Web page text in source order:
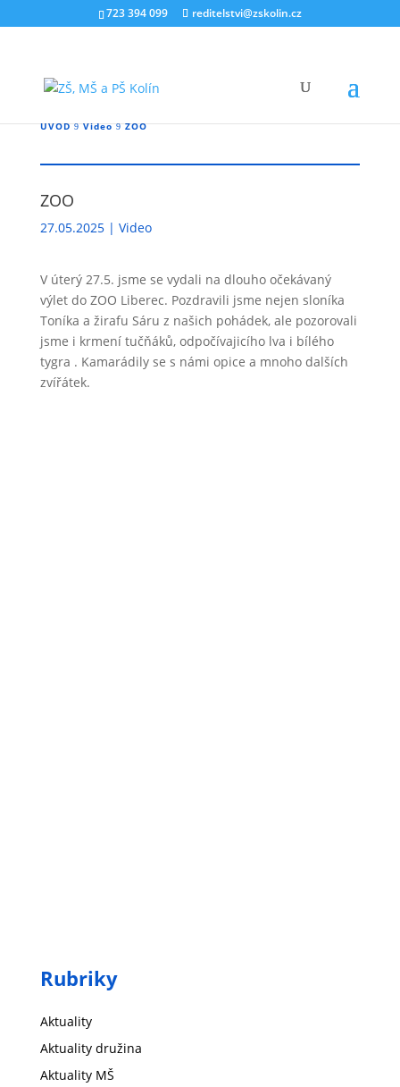
723 394 099 reditelstvi@zskolin.cz
ÚVOD 9 Video 9 ZOO
ZOO
27.05.2025| Video
V úterý 27.5. jsme se vydali na dlouho očekávaný
výlet do ZOO Liberec. Pozdravili jsme nejen sloníka
Toníka a žirafu Sáru z našich pohádek, ale pozorovali
jsme i krmení tučňáků, odpočívajicího lva i bílého
tygra . Kamarádily se s námi opice a mnoho dalších
zvířátek.
Rubriky
Aktuality
Aktuality družina
Aktuality MŠ